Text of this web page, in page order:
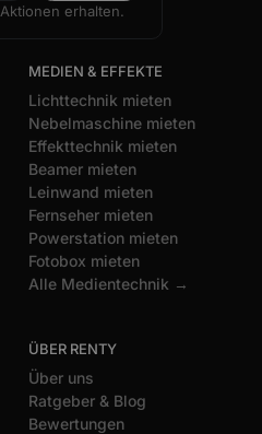
erhalten.
MEDIEN & EFFEKTE
Lichttechnik mieten
Nebelmaschine mieten
Effekttechnik mieten
Beamer mieten
Leinwand mieten
Fernseher mieten
Powerstation mieten
Fotobox mieten
Alle Medientechnik →
ÜBER RENTY
Über uns
Ratgeber & Blog
Bewertungen